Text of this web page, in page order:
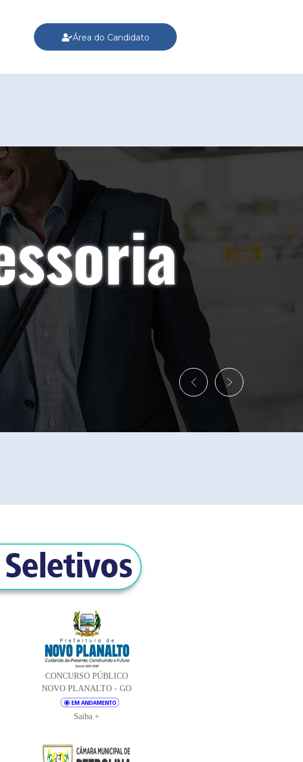
Área do Candidato